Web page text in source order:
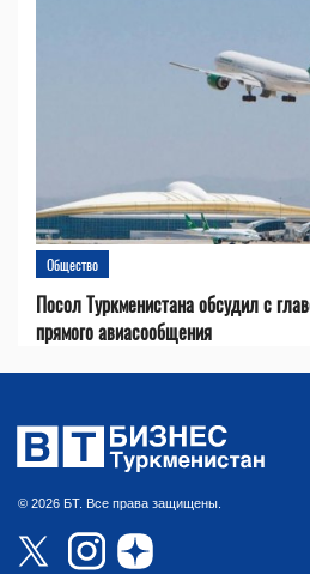
Общество
Посол Туркменистана обсудил с
прямого авиасообщения
© 2026 БТ. Все права защищены.